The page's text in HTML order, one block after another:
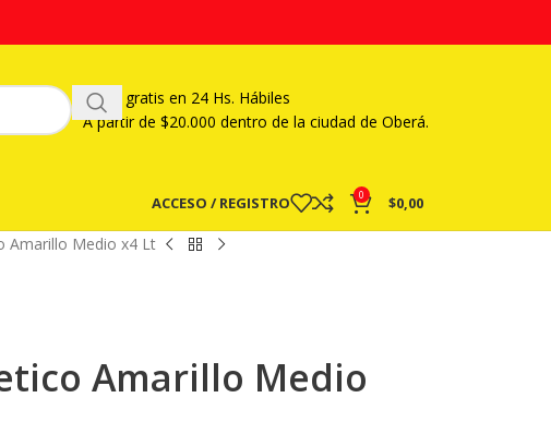
Envío gratis en 24 Hs. Hábiles
A partirde $20.000 dentro de la ciudad de Oberá.
ACCESO / REGISTRO 0 $0,00
Amarillo Medio x4 Lt
Amarillo Medio